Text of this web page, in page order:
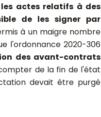
les actes relatifs à des
de les signer par
à un maigre nombre
l'ordonnance 2020-306
des avant-contrats
de la fin de l'état
devait être purgé